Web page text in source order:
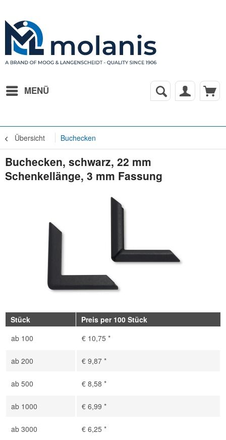
MENÜ
Übersicht Buchecken
Buchecken, schwarz, 22 mm
Schenkellänge, 3 mm Fassung
Stück
Preis per 100 Stück
ab 100 € 10,75 *
ab 200 € 9,87 *
ab 500 € 8,58 *
ab 1000 € 6,99 *
ab 3000 € 6,25 *